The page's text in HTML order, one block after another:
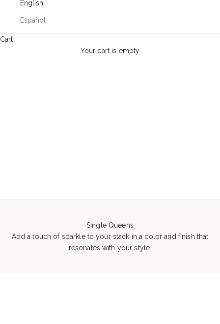
English
Español
Cart
Your cart is empty
Single Queens
Add a touch of sparkle to your stack in a color and finish that
resonates with your style.